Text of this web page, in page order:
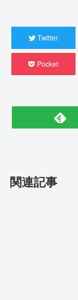
Twitter
Pocket
関連記事